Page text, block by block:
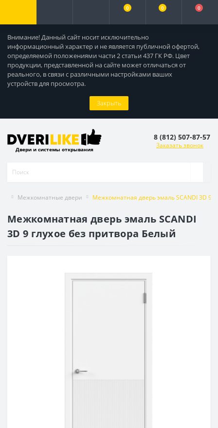
Внимание! Данный сайт носит исключительно
информационный характер и не является публичной офертой,
определяемой положениями части 2 статьи 437 ГК РФ. Цвет
продукции, представленной на сайте может отличаться от
реального, в связи с различными настройками ваших
устройств для просмотра.
Закрыть
0 0 0
Двери и системы открывания
8 (812) 507-87-57
Заказать звонок
Межкомнатные двери Межкомнатная дверь эмаль SCANDI 3D 9
Межкомнатная дверь эмаль SCANDI
3D 9 глухое без притвора Белый